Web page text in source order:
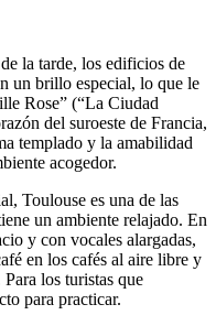
la tarde, los edificios de
un brillo especial, lo que le
Rose” (“La Ciudad
del suroeste de Francia,
templado y la amabilidad
acogedor.
Toulouse es una de las
un ambiente relajado. En
y con vocales alargadas,
en los cafés al aire libre y
los turistas que
para practicar.